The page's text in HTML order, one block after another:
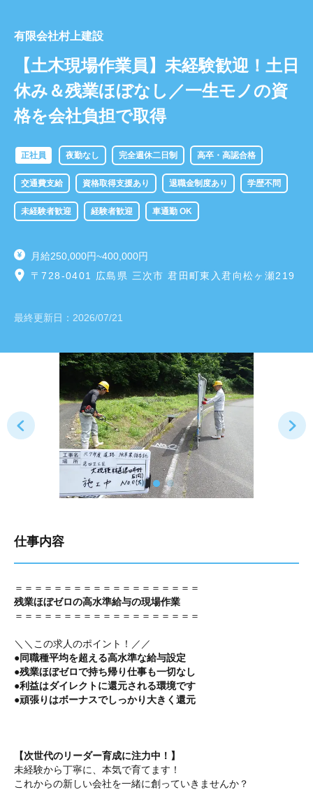
有限会社村上建設
【土木現場作業員】未経験歓迎！土日
休み＆残業ほぼなし／一生モノの資
格を会社負担で取得
正社員 夜勤なし 完全週休二日制 高卒・高認合格
交通費支給 資格取得支援あり 退職金制度あり 学歴不問
未経験者歓迎 経験者歓迎 車通勤 OK
月給250,000円~400,000円
〒728-0401 広島県 三次市 君田町東入君向松ヶ瀬219
最終更新日： 2026/07/21
仕事内容
＝＝＝＝＝＝＝＝＝＝＝＝＝＝＝＝＝＝＝
残業ほぼゼロの高水準給与の現場作業
＝＝＝＝＝＝＝＝＝＝＝＝＝＝＝＝＝＝＝
＼＼この求人のポイント！／／
●同職種平均を超える高水準な給与設定
●残業ほぼゼロで持ち帰り仕事も一切なし
●利益はダイレクトに還元される環境です
●頑張りはボーナスでしっかり大きく還元
【次世代のリーダー育成に注力中！】
未経験から丁寧に、本気で育てます！
これからの新しい会社を一緒に創っていきませんか？